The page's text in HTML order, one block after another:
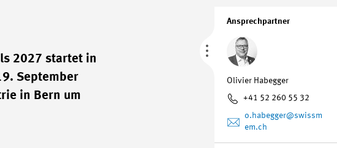
Ansprechpartner
Olivier Habegger
+41 52 260 55 32
o.habegger@swissm
em.ch
2027 startet in
September
in Bern um